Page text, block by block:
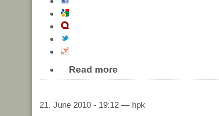
Read more
21. June 2010 - 19:12 — hpk